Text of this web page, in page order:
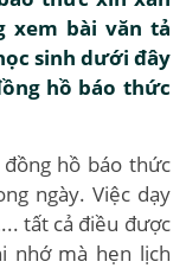
xem bài văn tả
sinh dưới đây
hồ báo thức
hồ báo thức
ngày. Việc dạy
tất cả điều được
nhớ mà hẹn lịch